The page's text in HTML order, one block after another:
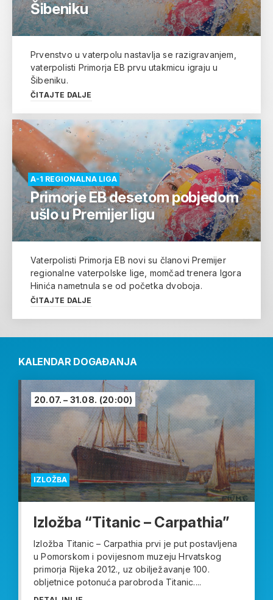
Šibeniku
Prvenstvo u vaterpolu nastavlja se razigravanjem,
vaterpolisti Primorja EB prvu utakmicu igraju u
Šibeniku.
ČITAJTE DALJE
A-1 REGIONALNA LIGA
Primorje EB desetom pobjedom
ušlo u Premijer ligu
Vaterpolisti Primorja EB novi su članovi Premijer
regionalne vaterpolske lige, momčad trenera Igora
Hinića nametnula se od početka dvoboja.
ČITAJTE DALJE
KALENDAR DOGAĐANJA
IZLOŽBA
20.07. – 31.08. (20:00)
Izložba “Titanic – Carpathia”
Izložba Titanic – Carpathia prvi je put postavljena
u Pomorskom i povijesnom muzeju Hrvatskog
primorja Rijeka 2012., uz obilježavanje 100.
obljetnice potonuća parobroda Titanic....